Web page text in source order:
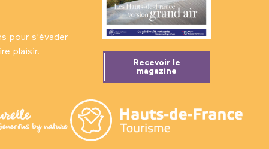
pour s'évader
plaisir.
Recevoir le
magazine